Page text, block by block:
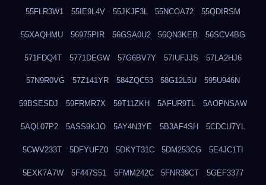
55FLR3W1 55IE9L4V 55JKJF3L 55NCOA72 55QDIRSM
55XAQHMU 56975PIR 56GSA0U2 56QN3KEB 56SCV4BG
571FDQ4T 5771DEGW 57G6BV7Y 57IUFJJS 57LA2HJ6
57N9R0VG 57Z141YR 584ZQC53 58G12L5U 595U946N
59BSESDJ 59FRMR7X 59T11ZKH 5AFUR9TL 5AOPNSAW
5AQL07P2 5ASS9KJO 5AY4N3YE 5B3AF4SH 5CDCU7YL
5CWV233T 5DFYUFZ0 5DKYT31C 5DM253CG 5E4JC1TI
5EXK7A7W 5F447S51 5FMM242C 5FNR39CT 5GEF3377